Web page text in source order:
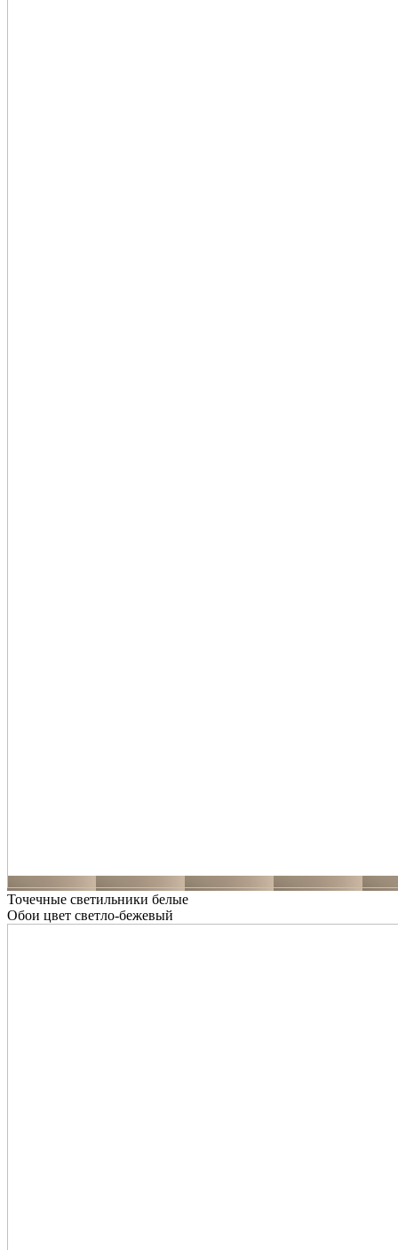
Точечные светильники белые
Обои цвет светло-бежевый